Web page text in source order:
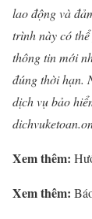
lao động và
trình này có
thông tin mới
đúng thời hạn.
dịch vụ bảo
Xem thêm:
Xem thêm: